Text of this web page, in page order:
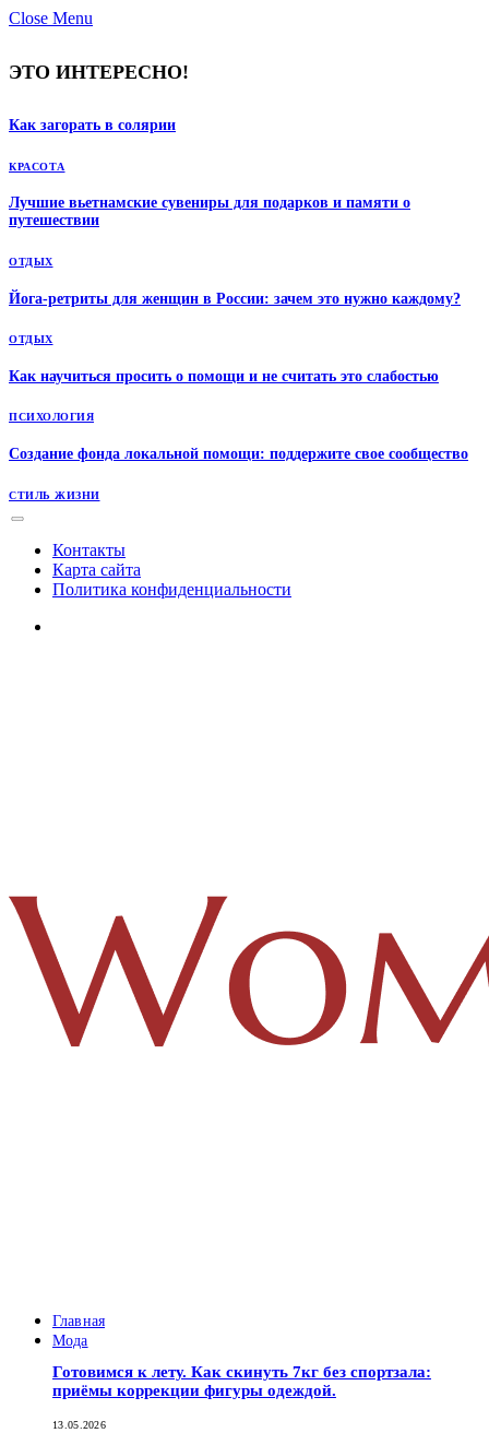
Close Menu
ЭТО ИНТЕРЕСНО!
Как загорать в солярии
КРАСОТА
Лучшие вьетнамские сувениры для подарков и памяти о
путешествии
ОТДЫХ
Йога-ретриты для женщин в России: зачем это нужно каждому?
ОТДЫХ
Как научиться просить о помощи и не считать это слабостью
ПСИХОЛОГИЯ
Создание фонда локальной помощи: поддержите свое сообщество
СТИЛЬ ЖИЗНИ
Контакты
Карта сайта
Политика конфиденциальности
Главная
Мода
Готовимся к лету. Как скинуть 7кг без спортзала:
приёмы коррекции фигуры одеждой.
13.05.2026